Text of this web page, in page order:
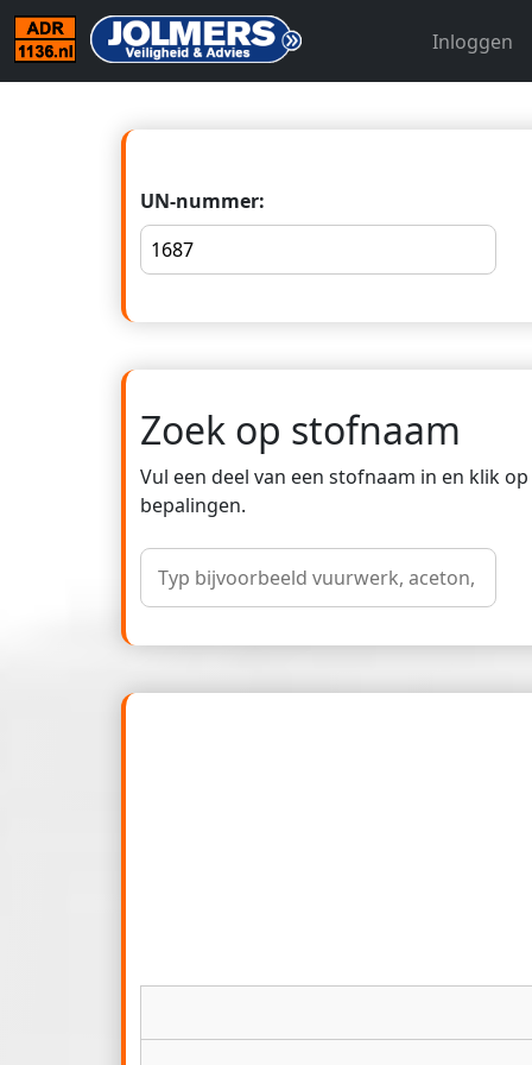
Inloggen
UN-nummer:
Zoek op stofnaam
Vul een deel van een stofnaam in en klik
bepalingen.